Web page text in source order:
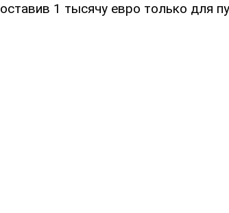
оставив 1 тысячу евро только для